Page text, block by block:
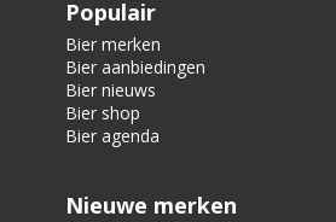
Populair
Bier merken
Bier aanbiedingen
Bier nieuws
Bier shop
Bier agenda
Nieuwe merken